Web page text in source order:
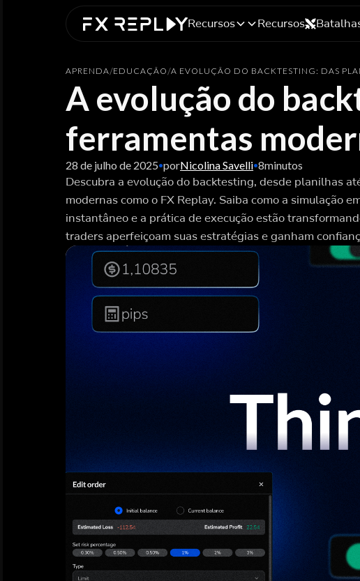
Recursos Recursos
APRENDA/EDUCAÇÃO/A EVOLUÇÃO DO BACKTESTING: DAS
A evolução do
ferramentas
28 de julho de 2025•porNicolina Savelli•8minutos
Descubra a evolução do backtesting, desde planilhas
modernas como o FX Replay. Saiba como a simulação
instantâneo e a prática de execução estão
traders aperfeiçoam suas estratégias e ganham